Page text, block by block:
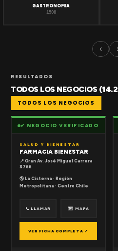
GASTRONOMIA
1508
‹
RESULTADOS
TODOS LOS NEGOCIOS
TODOS LOS NEGOCIOS
✔ NEGOCIO VERIFICADO
SALUD Y BIENESTAR
FARMACIA BIENESTAR
📍 Gran Av. José Miguel Carrera
8766
🌎 La Cisterna · Región
Metropolitana · Centro Chile
📞 LLAMAR 🗺 MAPA
VER FICHA COMPLETA ↗